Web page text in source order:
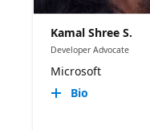
Kamal Shree S.
Developer Advocate
Microsoft
Bio